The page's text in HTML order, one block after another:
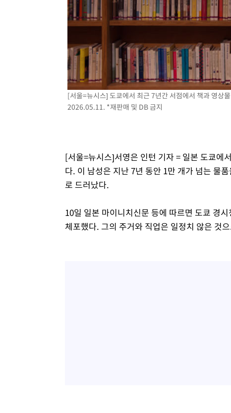
[서울=뉴시스] 도쿄에서 최근 7년간 서점에서 책과 영상
2026.05.11. *재판매 및 DB 금지
[서울=뉴시스]서영은 인턴 기자 = 일본 도쿄에
다. 이 남성은 지난 7년 동안 1만 개가 넘는 물
로 드러났다.
10일 일본 마이니치신문 등에 따르면 도쿄 경
체포했다. 그의 주거와 직업은 일정치 않은 것